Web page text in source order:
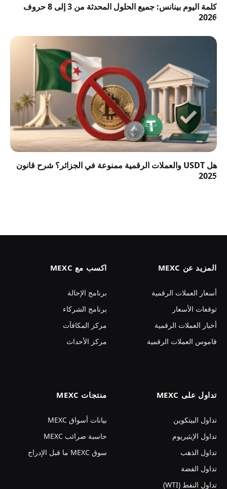
كلمة اليوم بينانس: جميع الحلول المحدثة من 3 إلى 8 حروف
2026
هل USDT والعملات الرقمية ممنوعة في الجزائر؟ شرح قانون
2025
المزيد عن MEXC
أسعار العملات الرقمية
توقعات الأسعار
أخبار العملات الرقمية
قاموس العملات الرقمية
اكسب مع MEXC
برنامج الإحالة
برنامج الشركاء
مركز المكافآت
مركز الأحداث
تداول على MEXC
تداول البيتكوين
تداول الإيثيريوم
تداول الذهب
تداول الفضة
تداول النفط (WTI)
منتجات MEXC
بيانات أسواق MEXC
حاسبة ضرائب MEXC
سوق MEXC ما قبل الإدراج